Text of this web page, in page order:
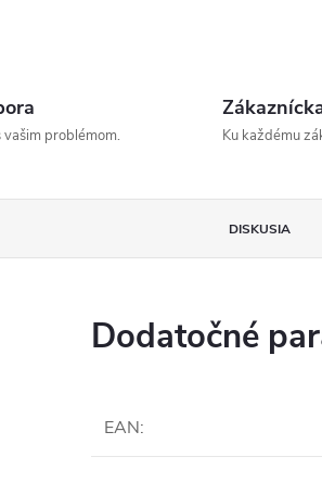
problémom. Ku každému
DISKUSIA
Dodatočné
EAN: